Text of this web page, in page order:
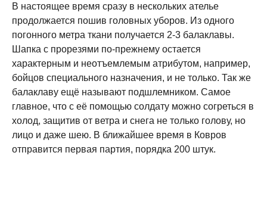
В настоящее время сразу в нескольких ателье
продолжается пошив головных уборов. Из одного
погонного метра ткани получается 2-3 балаклавы.
Шапка с прорезями по-прежнему остается
характерным и неотъемлемым атрибутом, например,
бойцов специального назначения, и не только. Так же
балаклаву ещё называют подшлемником. Самое
главное, что с её помощью солдату можно согреться в
холод, защитив от ветра и снега не только голову, но
лицо и даже шею. В ближайшее время в Ковров
отправится первая партия, порядка 200 штук.